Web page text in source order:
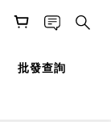
批發查詢